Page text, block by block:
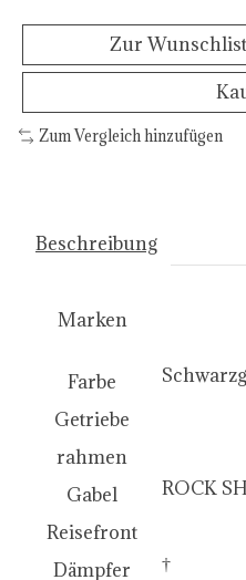
Zur
Zum Vergleich hinzufügen
Beschreibung
Marken
Farbe
Getriebe
rahmen
Gabel
ROCK
Reisefront
Dämpfer
†